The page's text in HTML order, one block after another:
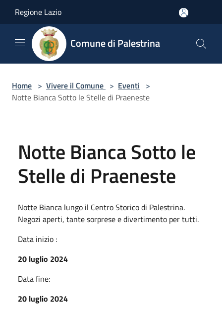
Regione Lazio
Comune di Palestrina
Home > Vivere il Comune > Eventi >
Notte Bianca Sotto le Stelle di Praeneste
Notte Bianca Sotto le
Stelle di Praeneste
Notte Bianca lungo il Centro Storico di Palestrina.
Negozi aperti, tante sorprese e divertimento per tutti.
Data inizio :
20 luglio 2024
Data fine:
20 luglio 2024